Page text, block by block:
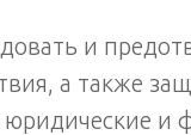
и
а также
и